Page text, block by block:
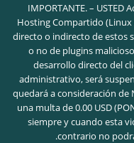
IMPORTANTE. –
Hosting Compartido
directo o indirecto de estos
o no de plugins
desarrollo directo del
administrativo, será
quedará a consideración de
una multa de 0.00 USD
siempre y cuando esta
contrario no